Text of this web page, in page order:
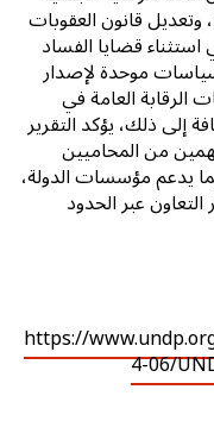
وتعديل قانون العقوبات
قضايا الفساد
موحدة لإصدار
الرقابة العامة في
إلى ذلك، يؤكد التقرير
من المحاميين
يدعم مؤسسات الدولة،
عبر الحدود
https://
4-06/